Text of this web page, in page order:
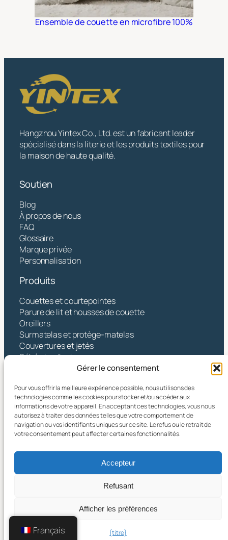
Gérer le consentement
Pour vous offrir la meilleure expérience possible, nous utilisons des
technologies comme les cookies pour stocker et/ou accéder aux
informations de votre appareil. En acceptant ces technologies, vous nous
autorisez à traiter des données telles que votre comportement de
navigation ou vos identifiants uniques sur ce site. Le refus ou le retrait de
votre consentement peut affecter certaines fonctionnalités.
Accepteur
Refusant
Afficher les préférences
{titre}
Ensemble de couette en microfibre 100%
Hangzhou Yintex Co., Ltd. est un fabricant leader
spécialisé dans la literie et les produits textiles pour
la maison de haute qualité.
Soutien
Blog
À propos de nous
FAQ
Glossaire
Marque privée
Personnalisation
Produits
Couettes et courtepointes
Parure de lit et housses de couette
Oreillers
Surmatelas et protège-matelas
Couvertures et jetés
Bébé et enfants
Hangzhou Yintex Co., Ltd.
Adresse : NO.490 TANGZHISHA ROAD, XINJIE
STREET, XIAOSHAN DISTRICT, HANGZHOU CITY,
ZHEJIANG PR CHINE
Tél. : 86 137 77375088
Facebook X InstagramLinkedIn YouTube
© 2025 Hangzhou Yintex Co., Ltd.
Français